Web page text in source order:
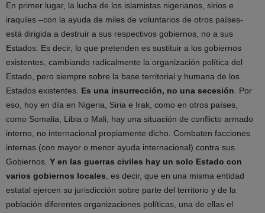
En primer lugar, la lucha de los islamistas nigerianos, sirios e
iraquíes –con la ayuda de miles de voluntarios de otros países-
está dirigida a destruir a sus respectivos gobiernos, no a sus
Estados. Es decir, lo que pretenden es sustituir a los gobiernos
existentes, cambiando radicalmente la organización política del
Estado, pero siempre sobre la base territorial y humana de los
Estados existentes. Es una insurrección, no una secesión . Por
eso, hoy en día en Nigeria, Siria e Irak, como en otros países,
como Somalia, Libia o Mali, hay una situación de conflicto armado
interno, no internacional propiamente dicho. Combaten facciones
internas (con mayor o menor ayuda internacional) contra sus
Gobiernos. Y en las guerras civiles hay un solo Estado con
varios gobiernos locales , es decir, que en una misma entidad
estatal ejercen su jurisdicción sobre parte del territorio y de la
población diferentes organizaciones políticas, una de ellas el